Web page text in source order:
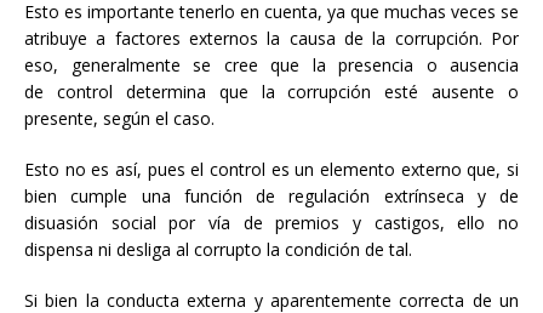
Esto es importante tenerlo en cuenta, ya que muchas veces se
atribuye a factores externos la causa de la corrupción. Por
eso, generalmente se cree que la presencia o ausencia
de control determina que la corrupción esté ausente o
presente, según el caso.
Esto no es así, pues el control es un elemento externo que, si
bien cumple una función de regulación extrínseca y de
disuasión social por vía de premios y castigos, ello no
dispensa ni desliga al corrupto la condición de tal.
Si bien la conducta externa y aparentemente correcta de un